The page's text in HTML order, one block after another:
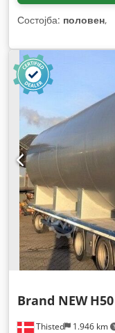
Состојба: половен,
Thisted 1.946 km
Brand NEW H50